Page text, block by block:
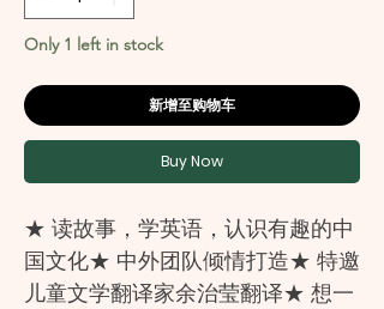
Only 1 left in stock
新增至购物车
Buy Now
★ 读故事，学英语，认识有趣的中
国文化★ 中外团队倾情打造★ 特邀
儿童文学翻译家余治莹翻译★ 想一